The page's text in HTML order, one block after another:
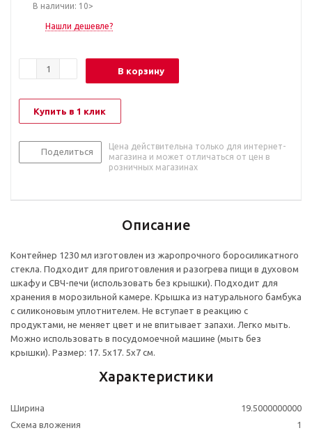
В наличии: 10>
Нашли дешевле?
В корзину
Купить в 1 клик
Поделиться
Цена действительна только для интернет-
магазина и может отличаться от цен в
розничных магазинах
Описание
Контейнер 1230 мл изготовлен из жаропрочного боросиликатного
стекла. Подходит для приготовления и разогрева пищи в духовом
шкафу и СВЧ-печи (использовать без крышки). Подходит для
хранения в морозильной камере. Крышка из натурального бамбука
с силиконовым уплотнителем. Не вступает в реакцию с
продуктами, не меняет цвет и не впитывает запахи. Легко мыть.
Можно использовать в посудомоечной машине (мыть без
крышки). Размер: 17. 5x17. 5x7 см.
Характеристики
Ширина
19.5000000000
Схема вложения
1